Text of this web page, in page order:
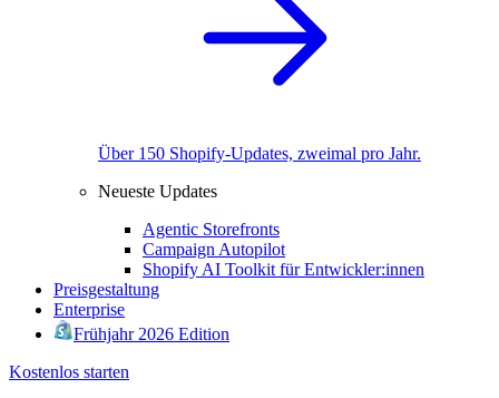
Über 150 Shopify-Updates, zweimal pro Jahr.
Neueste Updates
Agentic Storefronts
Campaign Autopilot
Shopify AI Toolkit für Entwickler:innen
Preisgestaltung
Enterprise
Frühjahr 2026 Edition
Kostenlos starten